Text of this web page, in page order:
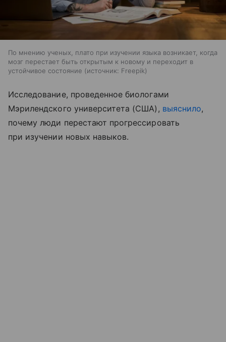
По мнению ученых, плато при изучении языка возникает, когда
мозг перестает быть открытым к новому и переходит в
устойчивое состояние
источник: Freepik
Исследование, проведенное биологами
Мэрилендского университета (США), выяснило,
почему люди перестают прогрессировать
при изучении новых навыков.